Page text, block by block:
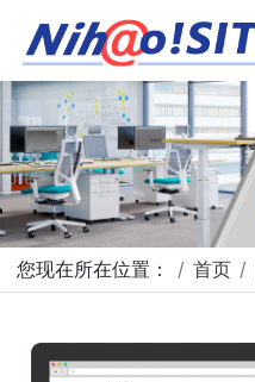
您现在所在位置： 首页